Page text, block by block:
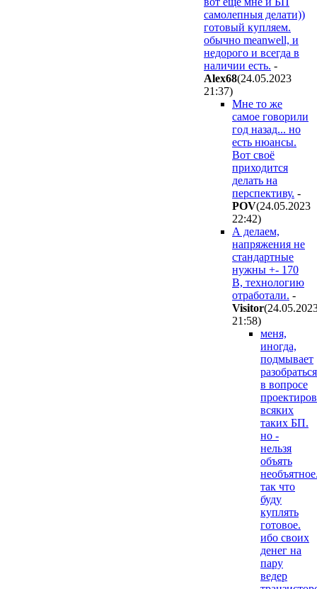
самолепныя делати))
готовый купляем.
обычно meanwell, и
недорого и всегда в
наличии есть. -
Alex68(24.05.2023
21:37)
Мне то же
самое говорили
год назад... но
есть нюансы.
Вот своё
приходится
делать на
перспективу. -
POV(24.05.2023
22:42)
А делаем,
напряжения не
стандартные
нужны +- 170
В, технологию
отработали. -
Visitor
21:58)
меня,
иногда,
подмывает
разобраться
в вопросе
всяких
таких БП.
но -
нельзя
объять
так что
буду
куплять
готовое.
ибо своих
денег на
пару
ведер